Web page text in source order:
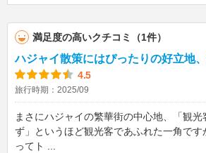
満足度の高いクチコミ（1件）
ハジャイ散策にはぴったりの好立地
4.5
旅行時期：2025/09
まさにハジャイの繁華街の中心地、「観
ず」というほど観光客であふれた一角です
ってト